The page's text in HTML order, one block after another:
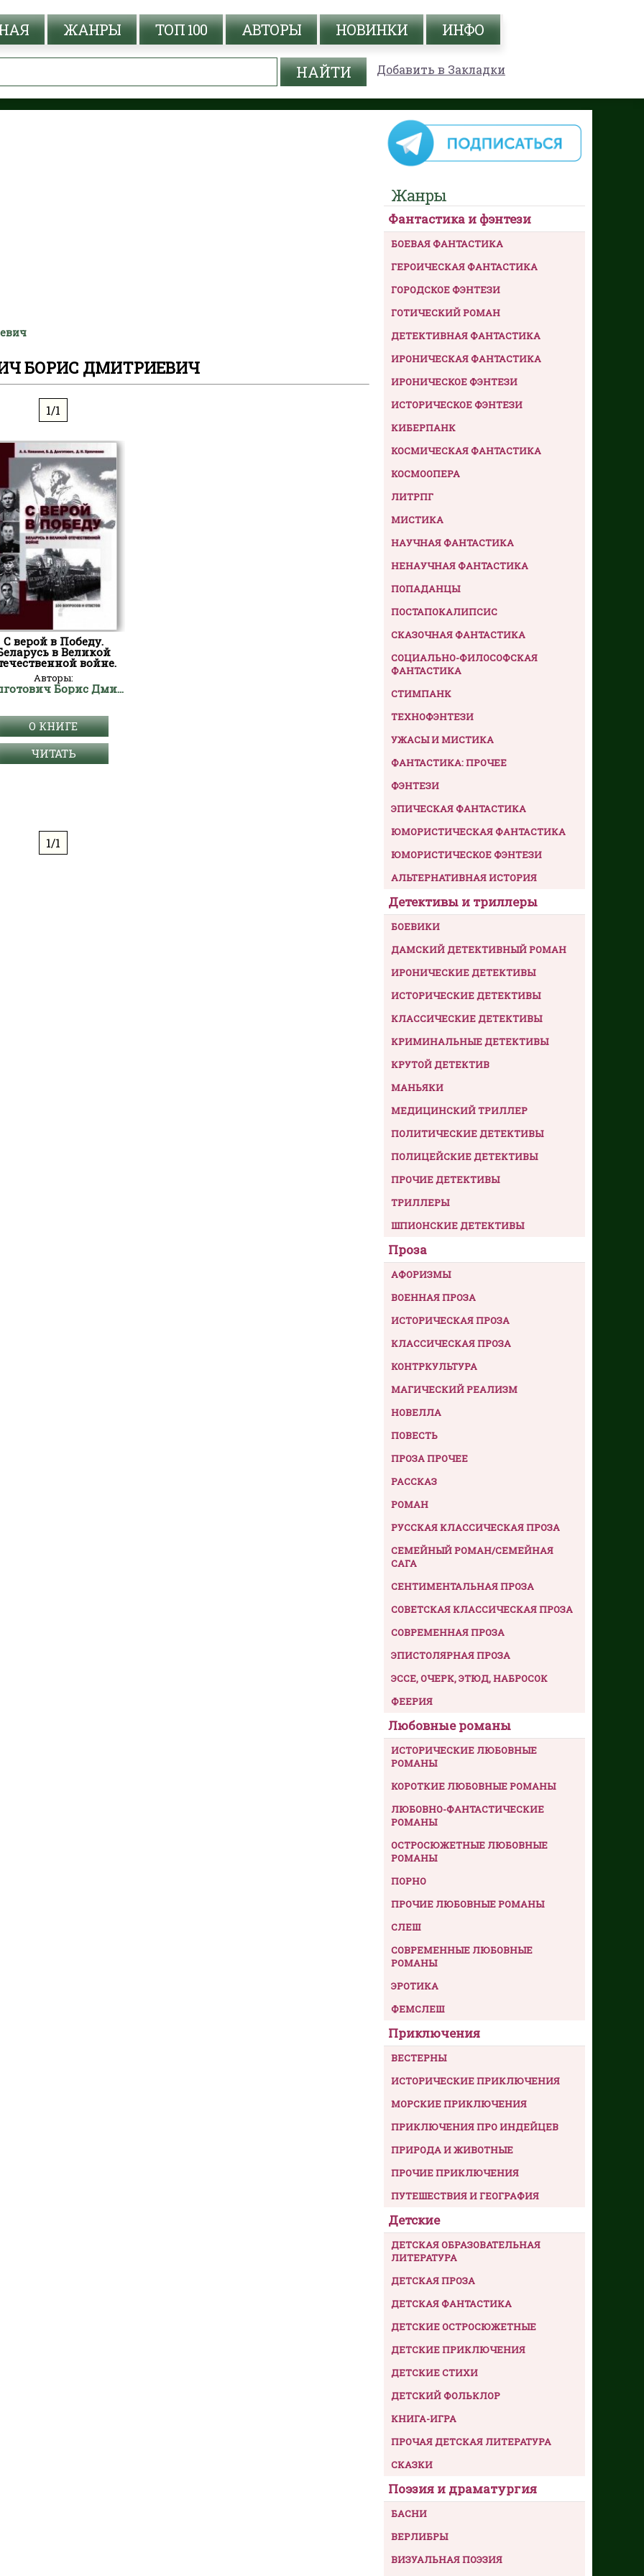
ЖАНРЫ ТОП 100 АВТОРЫ НОВИНКИ ИНФО
Добавить в Закладки
БОРИС ДМИТРИЕВИЧ
1/1
С верой в Победу.
в Великой
войне.
Авторы:
Долготович Борис Дмитриевич
О КНИГЕ
ЧИТАТЬ
1/1
Жанры
Фантастика и фэнтези
БОЕВАЯ ФАНТАСТИКА
ГЕРОИЧЕСКАЯ ФАНТАСТИКА
ГОРОДСКОЕ ФЭНТЕЗИ
ГОТИЧЕСКИЙ РОМАН
ДЕТЕКТИВНАЯ ФАНТАСТИКА
ИРОНИЧЕСКАЯ ФАНТАСТИКА
ИРОНИЧЕСКОЕ ФЭНТЕЗИ
ИСТОРИЧЕСКОЕ ФЭНТЕЗИ
КИБЕРПАНК
КОСМИЧЕСКАЯ ФАНТАСТИКА
КОСМООПЕРА
ЛИТРПГ
МИСТИКА
НАУЧНАЯ ФАНТАСТИКА
НЕНАУЧНАЯ ФАНТАСТИКА
ПОПАДАНЦЫ
ПОСТАПОКАЛИПСИС
СКАЗОЧНАЯ ФАНТАСТИКА
СОЦИАЛЬНО-ФИЛОСОФСКАЯ
ФАНТАСТИКА
СТИМПАНК
ТЕХНОФЭНТЕЗИ
УЖАСЫ И МИСТИКА
ФАНТАСТИКА: ПРОЧЕЕ
ФЭНТЕЗИ
ЭПИЧЕСКАЯ ФАНТАСТИКА
ЮМОРИСТИЧЕСКАЯ ФАНТАСТИКА
ЮМОРИСТИЧЕСКОЕ ФЭНТЕЗИ
АЛЬТЕРНАТИВНАЯ ИСТОРИЯ
Детективы и триллеры
БОЕВИКИ
ДАМСКИЙ ДЕТЕКТИВНЫЙ РОМАН
ИРОНИЧЕСКИЕ ДЕТЕКТИВЫ
ИСТОРИЧЕСКИЕ ДЕТЕКТИВЫ
КЛАССИЧЕСКИЕ ДЕТЕКТИВЫ
КРИМИНАЛЬНЫЕ ДЕТЕКТИВЫ
КРУТОЙ ДЕТЕКТИВ
МАНЬЯКИ
МЕДИЦИНСКИЙ ТРИЛЛЕР
ПОЛИТИЧЕСКИЕ ДЕТЕКТИВЫ
ПОЛИЦЕЙСКИЕ ДЕТЕКТИВЫ
ПРОЧИЕ ДЕТЕКТИВЫ
ТРИЛЛЕРЫ
ШПИОНСКИЕ ДЕТЕКТИВЫ
Проза
АФОРИЗМЫ
ВОЕННАЯ ПРОЗА
ИСТОРИЧЕСКАЯ ПРОЗА
КЛАССИЧЕСКАЯ ПРОЗА
КОНТРКУЛЬТУРА
МАГИЧЕСКИЙ РЕАЛИЗМ
НОВЕЛЛА
ПОВЕСТЬ
ПРОЗА ПРОЧЕЕ
РАССКАЗ
РОМАН
РУССКАЯ КЛАССИЧЕСКАЯ ПРОЗА
СЕМЕЙНЫЙ РОМАН/СЕМЕЙНАЯ
САГА
СЕНТИМЕНТАЛЬНАЯ ПРОЗА
СОВЕТСКАЯ КЛАССИЧЕСКАЯ ПРОЗА
СОВРЕМЕННАЯ ПРОЗА
ЭПИСТОЛЯРНАЯ ПРОЗА
ЭССЕ, ОЧЕРК, ЭТЮД, НАБРОСОК
ФЕЕРИЯ
Любовные романы
ИСТОРИЧЕСКИЕ ЛЮБОВНЫЕ
РОМАНЫ
КОРОТКИЕ ЛЮБОВНЫЕ РОМАНЫ
ЛЮБОВНО-ФАНТАСТИЧЕСКИЕ
РОМАНЫ
ОСТРОСЮЖЕТНЫЕ ЛЮБОВНЫЕ
РОМАНЫ
ПОРНО
ПРОЧИЕ ЛЮБОВНЫЕ РОМАНЫ
СЛЕШ
СОВРЕМЕННЫЕ ЛЮБОВНЫЕ
РОМАНЫ
ЭРОТИКА
ФЕМСЛЕШ
Приключения
ВЕСТЕРНЫ
ИСТОРИЧЕСКИЕ ПРИКЛЮЧЕНИЯ
МОРСКИЕ ПРИКЛЮЧЕНИЯ
ПРИКЛЮЧЕНИЯ ПРО ИНДЕЙЦЕВ
ПРИРОДА И ЖИВОТНЫЕ
ПРОЧИЕ ПРИКЛЮЧЕНИЯ
ПУТЕШЕСТВИЯ И ГЕОГРАФИЯ
Детские
ДЕТСКАЯ ОБРАЗОВАТЕЛЬНАЯ
ЛИТЕРАТУРА
ДЕТСКАЯ ПРОЗА
ДЕТСКАЯ ФАНТАСТИКА
ДЕТСКИЕ ОСТРОСЮЖЕТНЫЕ
ДЕТСКИЕ ПРИКЛЮЧЕНИЯ
ДЕТСКИЕ СТИХИ
ДЕТСКИЙ ФОЛЬКЛОР
КНИГА-ИГРА
ПРОЧАЯ ДЕТСКАЯ ЛИТЕРАТУРА
СКАЗКИ
Поэзия и драматургия
БАСНИ
ВЕРЛИБРЫ
ВИЗУАЛЬНАЯ ПОЭЗИЯ